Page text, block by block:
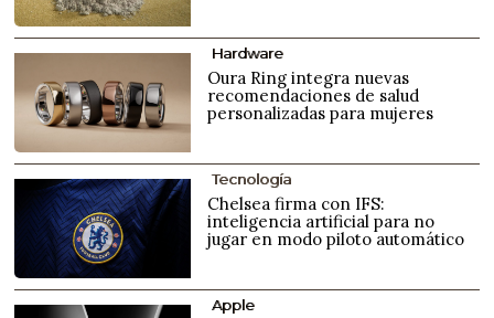
Hardware
Oura Ring integra nuevas
recomendaciones de salud
personalizadas para mujeres
Tecnología
Chelsea firma con IFS:
inteligencia artificial para no
jugar en modo piloto automático
Apple